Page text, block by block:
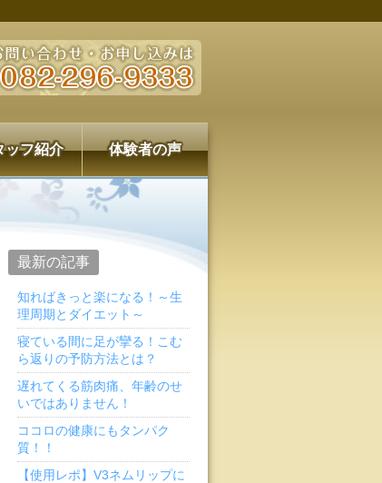
ッフ紹介 体験者の声
最新の記事
知ればきっと楽になる！～生
理周期とダイエット～
寝ている間に足が攣る！こむ
ら返りの予防方法とは？
遅れてくる筋肉痛、年齢のせ
いではありません！
ココロの健康にもタンパク
質！！
【使用レポ】V3ネムリップに